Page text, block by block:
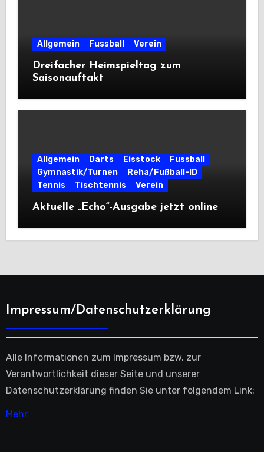
Allgemein Fussball Verein
Dreifacher Heimspieltag zum
Saisonauftakt
Allgemein Darts Eisstock
Fussball
Gymnastik/Turnen
Reha/Fußball-ID
Tennis
Tischtennis Verein
Aktuelle „Echo“-Ausgabe jetzt online
Impressum/Datenschutzerklärung
Alle Informationen zum Impressum bzw. zur
Verantwortlichkeit dieser Seite und unserer
Datenschutzerklärung finden Sie unter folgendem Link:
Mehr